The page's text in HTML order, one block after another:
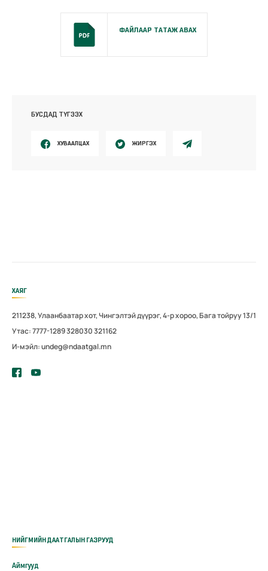
ФАЙЛААР ТАТАЖ АВАХ
БУСДАД ТҮГЭЭХ
ХУВААЛЦАХ ЖИРГЭХ
ХАЯГ
211238, Улаанбаатар хот, Чингэлтэй дүүрэг, 4-р хороо, Бага тойруу 13/1
Утас: 7777-1289 328030 321162
И-мэйл: undeg@ndaatgal.mn
НИЙГМИЙН ДААТГАЛЫН ГАЗРУУД
Аймгууд